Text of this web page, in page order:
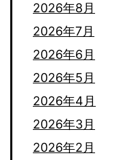
2026年8月
2026年7月
2026年6月
2026年5月
2026年4月
2026年3月
2026年2月